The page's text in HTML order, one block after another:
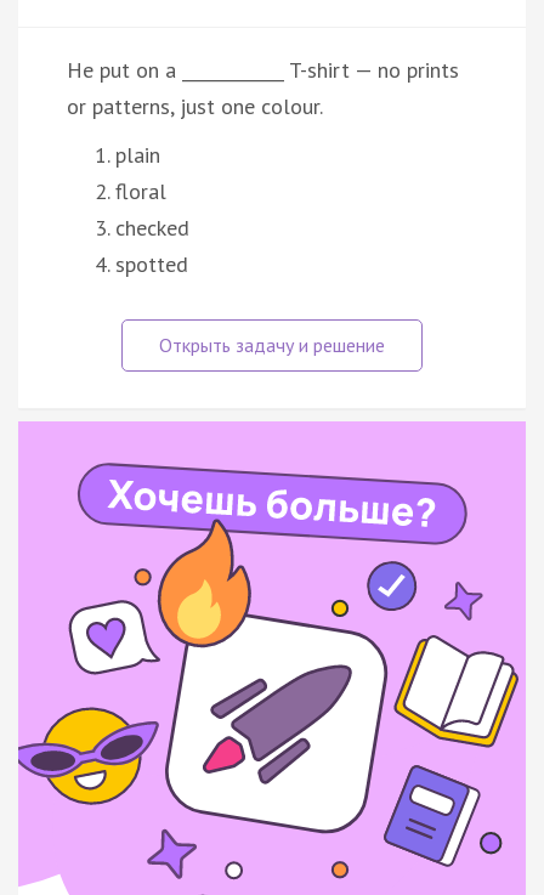
He put on a ____________ T-shirt — no prints
or patterns, just one colour.
plain
floral
checked
spotted